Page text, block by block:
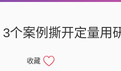
个案例撕开定量用
收藏